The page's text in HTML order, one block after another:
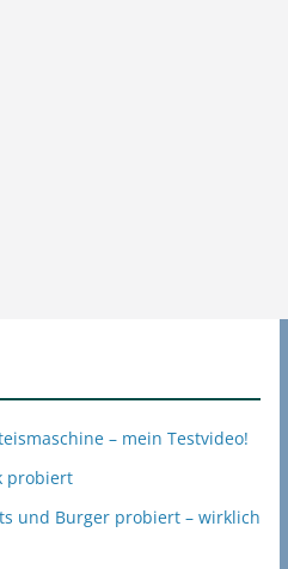
– mein Testvideo!
probiert
und Burger probiert – wirklich